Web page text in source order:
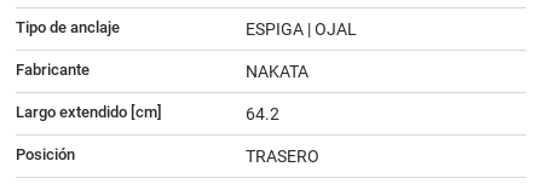
Tipo de anclaje ESPIGA | OJAL
Fabricante NAKATA
Largo extendido [cm] 64.2
Posición TRASERO